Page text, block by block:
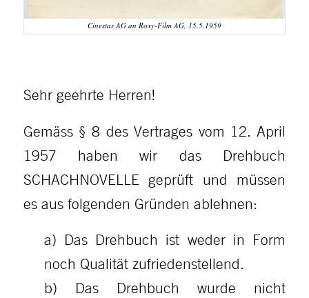
Cinestar AG an Roxy-Film AG, 15.5.1959
Sehr geehrte Herren!
Gemäss § 8 des Vertrages vom 12. April
1957 haben wir das Drehbuch
SCHACHNOVELLE geprüft und müssen
es aus folgenden Gründen ablehnen:
a) Das Drehbuch ist weder in Form
noch Qualität zufriedenstellend.
b) Das Drehbuch wurde nicht